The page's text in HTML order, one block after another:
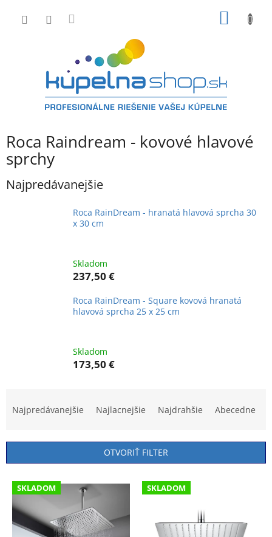
Roca Raindream - kovové hlavové
sprchy
Najpredávanejšie
Roca RainDream - hranatá hlavová sprcha 30
x 30 cm
Skladom
237,50 €
Roca RainDream - Square kovová hranatá
hlavová sprcha 25 x 25 cm
Skladom
173,50 €
i
d
Najpredávanejšie Najlacnejšie Najdrahšie Abecedne
OTVORIŤ FILTER
V
p
SKLADOM SKLADOM